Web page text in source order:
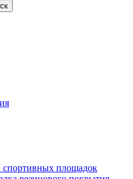
спортивных площадок